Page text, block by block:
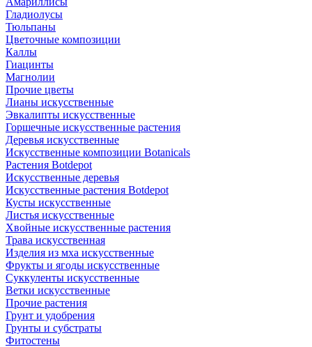
Гладиолусы
Тюльпаны
Цветочные композиции
Каллы
Гиацинты
Магнолии
Прочие цветы
Лианы искусственные
Эвкалипты искусственные
Горшечные искусственные растения
Деревья искусственные
Искусственные композиции Botanicals
Растения Botdepot
Искусственные деревья
Искусственные растения Botdepot
Кусты искусственные
Листья искусственные
Хвойные искусственные растения
Трава искусственная
Изделия из мха искусственные
Фрукты и ягоды искусственные
Суккуленты искусственные
Ветки искусственные
Прочие растения
Грунт и удобрения
Грунты и субстраты
Фитостены